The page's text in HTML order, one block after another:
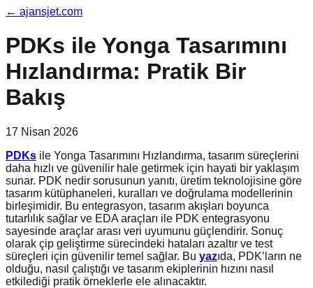
← ajansjet.com
PDKs ile Yonga Tasarımını
Hızlandırma: Pratik Bir
Bakış
17 Nisan 2026
PDKs ile Yonga Tasarımını Hızlandırma, tasarım süreçlerini
daha hızlı ve güvenilir hale getirmek için hayati bir yaklaşım
sunar. PDK nedir sorusunun yanıtı, üretim teknolojisine göre
tasarım kütüphaneleri, kuralları ve doğrulama modellerinin
birleşimidir. Bu entegrasyon, tasarım akışları boyunca
tutarlılık sağlar ve EDA araçları ile PDK entegrasyonu
sayesinde araçlar arası veri uyumunu güçlendirir. Sonuç
olarak çip geliştirme sürecindeki hataları azaltır ve test
süreçleri için güvenilir temel sağlar. Bu yazıda, PDK’ların ne
olduğu, nasıl çalıştığı ve tasarım ekiplerinin hızını nasıl
etkilediği pratik örneklerle ele alınacaktır.